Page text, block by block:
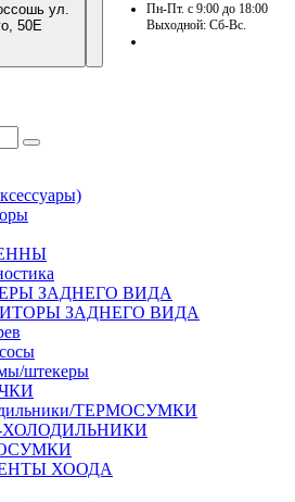
ул.
50Е
Пн-Пт. с 9:00 до 18:00
Выходной: Сб-Вс.
ЗАДНЕГО ВИДА
ЗАДНЕГО ВИДА
штекеры
ТЕРМОСУМКИ
ХООДА